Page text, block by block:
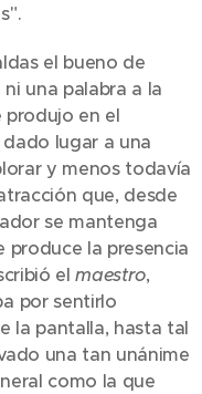
el bueno de
una palabra a la
produjo en el
lugar a una
y menos todavía
que, desde
se mantenga
la presencia
elmaestro,
por sentirlo
la pantalla, hasta tal
una tan unánime
como la que